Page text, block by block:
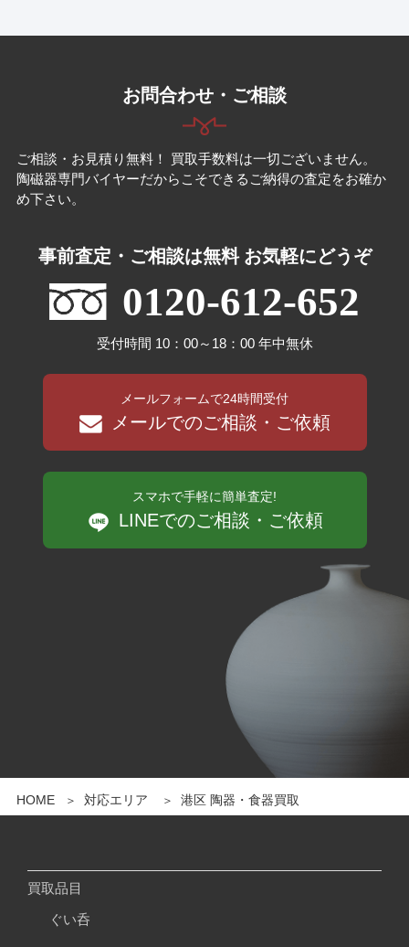
HOME 対応エリア 港区 陶器・食器買取
お問合わせ・ご相談
ご相談・お見積り無料！ 買取手数料は一切ございません。
陶磁器専門バイヤーだからこそできるご納得の査定をお確か
め下さい。
事前査定・ご相談は無料 お気軽にどうぞ
0120-612-652
受付時間 10：00～18：00 年中無休
メールフォームで24時間受付
メールでのご相談・ご依頼
スマホで手軽に簡単査定!
LINEでのご相談・ご依頼
買取品目
ぐい呑